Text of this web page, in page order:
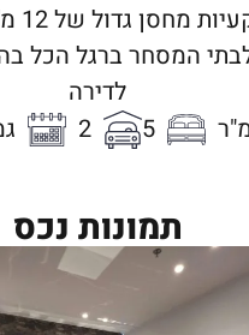
המסחר ברגל הכל
לדירה
5
2
תמונות נכס